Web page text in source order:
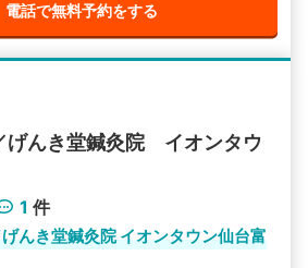
電話で無料予約をする
げんき堂鍼灸院 イオンタウ
1 件
んき堂鍼灸院 イオンタウン仙台富